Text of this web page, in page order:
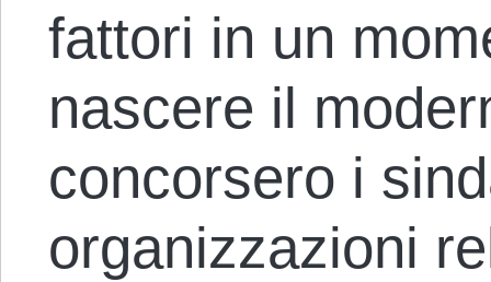
fattori in un
nascere il
concorsero i
organizzazioni